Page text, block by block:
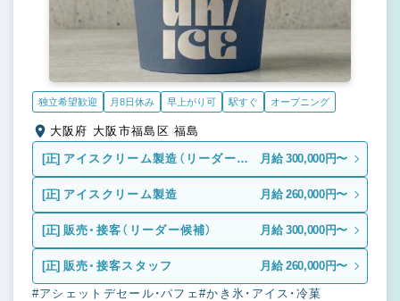
独立希望歓迎 月8日休み 早上がり可 駅すぐ オープニング
大阪府 大阪市福島区 福島
[正] アイスクリーム製造（リーダー候
補）
月給 300,000円〜
[正] アイスクリーム製造 月給 260,000円〜
[正] 販売・接客（リーダー候補） 月給 300,000円〜
[正] 販売・接客スタッフ 月給 260,000円〜
#アシェットデセール・パフェ#かき氷・アイス・冷菓